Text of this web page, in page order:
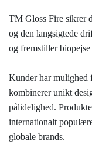
TM Gloss Fire sikrer
og den langsigtede
og fremstiller
Kunder har mulighed
kombinerer unikt
pålidelighed.
internationalt
globale brands.